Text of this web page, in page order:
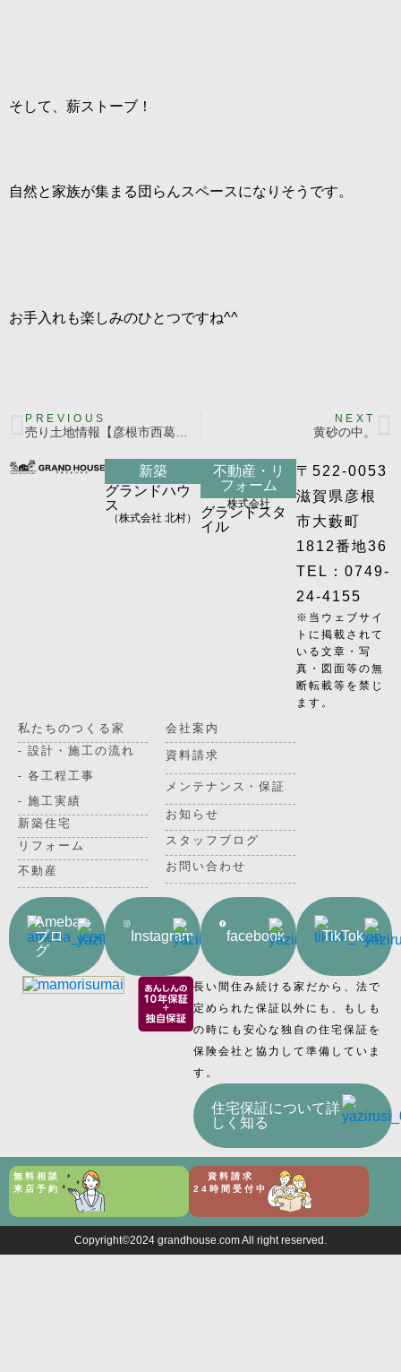
そして、薪ストーブ！
自然と家族が集まる団らんスペースになりそうです。
お手入れも楽しみのひとつですね^^
PREVIOUS NEXT
黄砂の中。
新築
グランドハウ
ス
（株式会社 北村）
不動産・リ
フォーム
株式会社
グランドスタ
イル
〒522-0053
滋賀県彦根
市大藪町
1812番地36
TEL：0749-
24-4155
※当ウェブサイ
トに掲載されて
いる文章・写
真・図面等の無
断転載等を禁じ
ます。
私たちのつくる家
- 設計・施工の流れ
- 各工程工事
- 施工実績
新築住宅
リフォーム
不動産
会社案内
資料請求
メンテナンス・保証
お知らせ
スタッフブログ
お問い合わせ
Ameba
ブロ
グ
Instagram facebook TikTok
長い間住み続ける家だから、法で
定められた保証以外にも、もしも
の時にも安心な独自の住宅保証を
保険会社と協力して準備していま
す。
住宅保証について詳
しく知る
無料相談
来店予約
資料請求
24時間受付中
Copyright©2024 grandhouse.com All right reserved.